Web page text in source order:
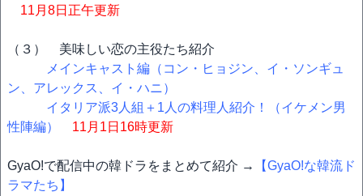
11月8日正午更新
（３） 美味しい恋の主役たち紹介
メインキャスト編（コン・ヒョジン、イ・ソンギュ
ン、アレックス、イ・ハニ）
イタリア派3人組＋1人の料理人紹介！（イケメン男
性陣編）
11月1日16時更新
GyaO!で配信中の韓ドラをまとめて紹介 →
【GyaO!な韓流ド
ラマたち】